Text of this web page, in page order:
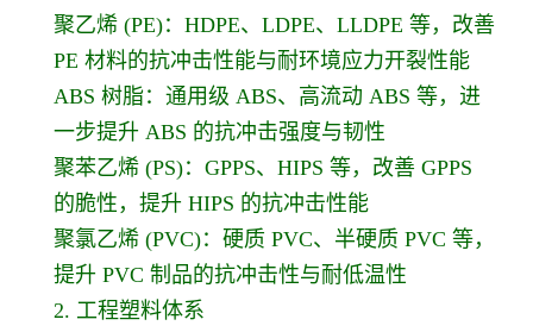
聚乙烯 (PE)：HDPE、LDPE、LLDPE 等，改善
PE 材料的抗冲击性能与耐环境应力开裂性能
ABS 树脂：通用级 ABS、高流动 ABS 等，进
一步提升 ABS 的抗冲击强度与韧性
聚苯乙烯 (PS)：GPPS、HIPS 等，改善 GPPS
的脆性，提升 HIPS 的抗冲击性能
聚氯乙烯 (PVC)：硬质 PVC、半硬质 PVC 等，
提升 PVC 制品的抗冲击性与耐低温性
2. 工程塑料体系